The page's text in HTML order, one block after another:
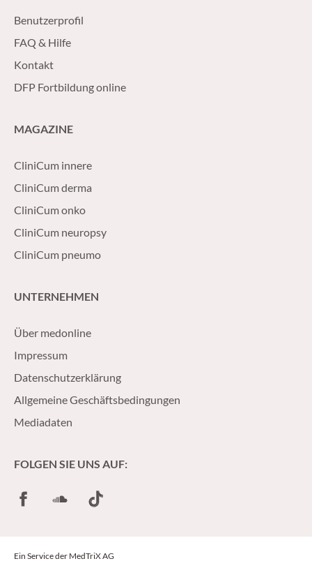
Benutzerprofil
FAQ & Hilfe
Kontakt
DFP Fortbildung online
MAGAZINE
CliniCum innere
CliniCum derma
CliniCum onko
CliniCum neuropsy
CliniCum pneumo
UNTERNEHMEN
Über medonline
Impressum
Datenschutzerklärung
Allgemeine Geschäftsbedingungen
Mediadaten
FOLGEN SIE UNS AUF:
FacebookSoundCloud
TikTok
Ein Service der MedTriX AG